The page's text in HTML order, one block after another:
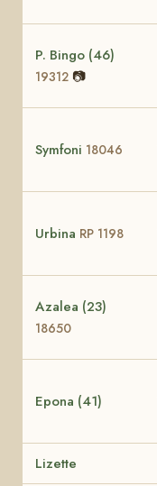
P. Bingo (46)
19312 📷
Symfoni 18046
Urbina RP 1198
Azalea (23)
18650
Epona (41)
Lizette